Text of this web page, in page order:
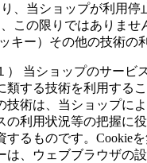
、当ショップが利用停
この限りではありませ
キー）その他の技術の
） 当ショップのサービ
類する技術を利用する
技術は、当ショップに
の利用状況等の把握に
するものです。Cookie
は、ウェブブラウザの